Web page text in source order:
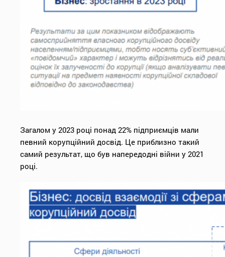
Загалом у 2023 році понад 22% підприємців мали
певний корупційний досвід. Це приблизно такий
самий результат, що був напередодні війни у 2021
році.